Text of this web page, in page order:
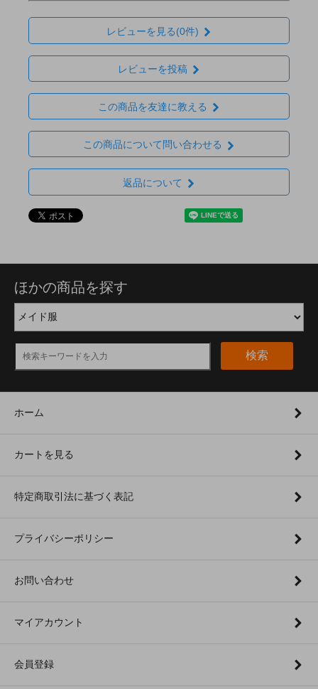
レビューを見る(0件)
レビューを投稿
この商品を友達に教える
この商品について問い合わせる
返品について
ほかの商品を探す
検索
ホーム
カートを見る
特定商取引法に基づく表記
プライバシーポリシー
お問い合わせ
マイアカウント
会員登録